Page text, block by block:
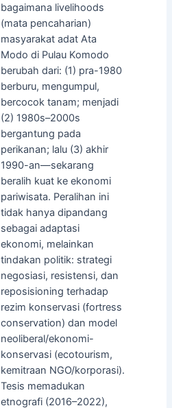
bagaimana livelihoods
(mata pencaharian)
masyarakat adat Ata
Modo di Pulau Komodo
berubah dari: (1) pra-1980
berburu, mengumpul,
bercocok tanam; menjadi
(2) 1980s–2000s
bergantung pada
perikanan; lalu (3) akhir
1990-an—sekarang
beralih kuat ke ekonomi
pariwisata. Peralihan ini
tidak hanya dipandang
sebagai adaptasi
ekonomi, melainkan
tindakan politik: strategi
negosiasi, resistensi, dan
reposisioning terhadap
rezim konservasi (fortress
conservation) dan model
neoliberal/ekonomi-
konservasi (ecotourism,
kemitraan NGO/korporasi).
Tesis memadukan
etnografi (2016–2022),